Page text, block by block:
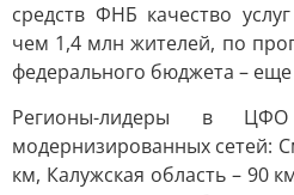
средств ФНБ качество
чем 1,4 млн жителей, по
федерального бюджета – еще
Регионы-лидеры в
модернизированных сетей:
км, Калужская область – 90